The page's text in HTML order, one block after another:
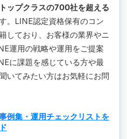
ップクラスの700社を超える
。LINE認定資格保有のコン
しており、お客様の業界やニ
運用の戦略や運用をご提案
に課題を感じている方や最
いてみたい方はお気軽にお問
例集・運用チェックリストを